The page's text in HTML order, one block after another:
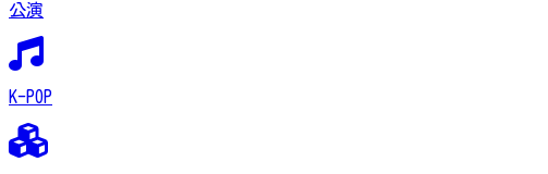
公演
K-POP